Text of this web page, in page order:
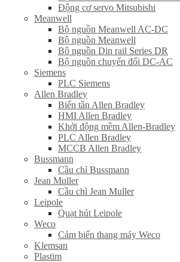
Động cơ servo Mitsubishi
Meanwell
Bộ nguồn Meanwell AC-DC
Bộ nguồn Meanwell
Bô nguồn Din rail Series DR
Bộ nguồn chuyển đổi DC-AC
Siemens
PLC Siemens
Allen Bradley
Biến tần Allen Bradley
HMI Allen Bradley
Khởi động mềm Allen-Bradley
PLC Allen Bradley
MCCB Allen Bradley
Bussmann
Cầu chì Bussmann
Jean Muller
Cầu chì Jean Muller
Leipole
Quạt hút Leipole
Weco
Cảm biến thang máy Weco
Klemsan
Plastim